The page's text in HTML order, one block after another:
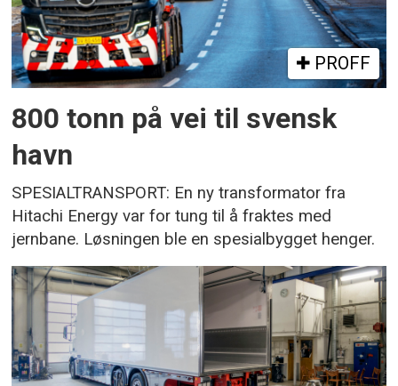
PROFF
800 tonn på vei til svensk
havn
SPESIALTRANSPORT: En ny transformator fra
Hitachi Energy var for tung til å fraktes med
jernbane. Løsningen ble en spesialbygget henger.